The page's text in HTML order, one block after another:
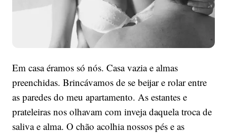
Em casa éramos só nós. Casa vazia e almas
preenchidas. Brincávamos de se beijar e rolar entre
as paredes do meu apartamento. As estantes e
prateleiras nos olhavam com inveja daquela troca de
saliva e alma. O chão acolhia nossos pés e as